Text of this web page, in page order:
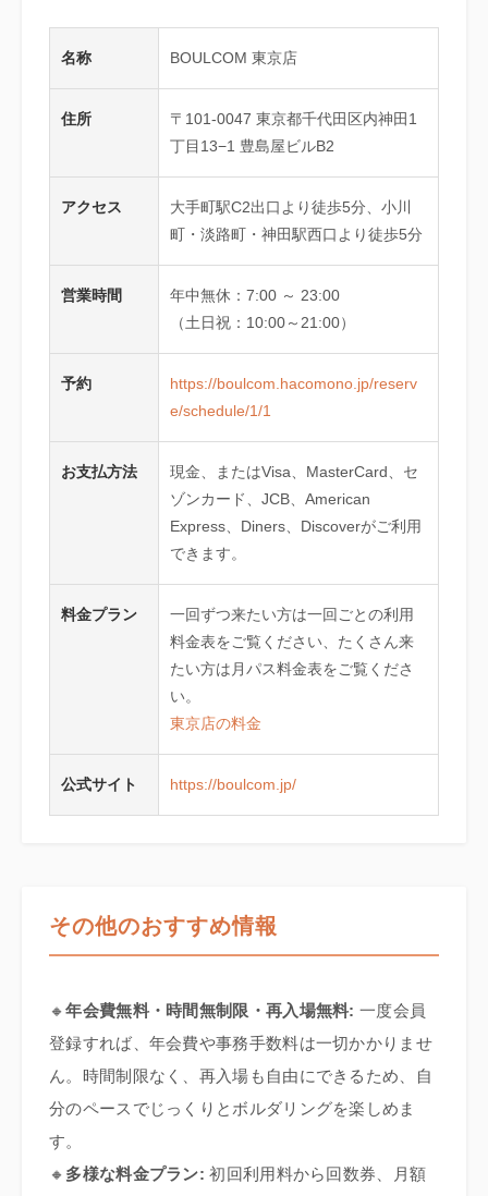
名称 BOULCOM 東京店
住所
〒101-0047 東京都千代田区内神田1
丁目13−1 豊島屋ビルB2
アクセス
大手町駅C2出口より徒歩5分、小川
町・淡路町・神田駅西口より徒歩5分
営業時間
年中無休：7:00 ～ 23:00
（土日祝：10:00～21:00）
予約
https://boulcom.hacomono.jp/reserv
e/schedule/1/1
お支払方法
現金、またはVisa、MasterCard、セ
ゾンカード、JCB、American
Express、Diners、Discoverがご利用
できます。
料金プラン
一回ずつ来たい方は一回ごとの利用
料金表をご覧ください、たくさん来
たい方は月パス料金表をご覧くださ
い。
東京店の料金
公式サイト https://boulcom.jp/
その他のおすすめ情報
🔸年会費無料・時間無制限・再入場無料:一度会員
登録すれば、年会費や事務手数料は一切かかりませ
ん。時間制限なく、再入場も自由にできるため、自
分のペースでじっくりとボルダリングを楽しめま
す。
🔸 多様な料金プラン: 初回利用料から回数券、月額